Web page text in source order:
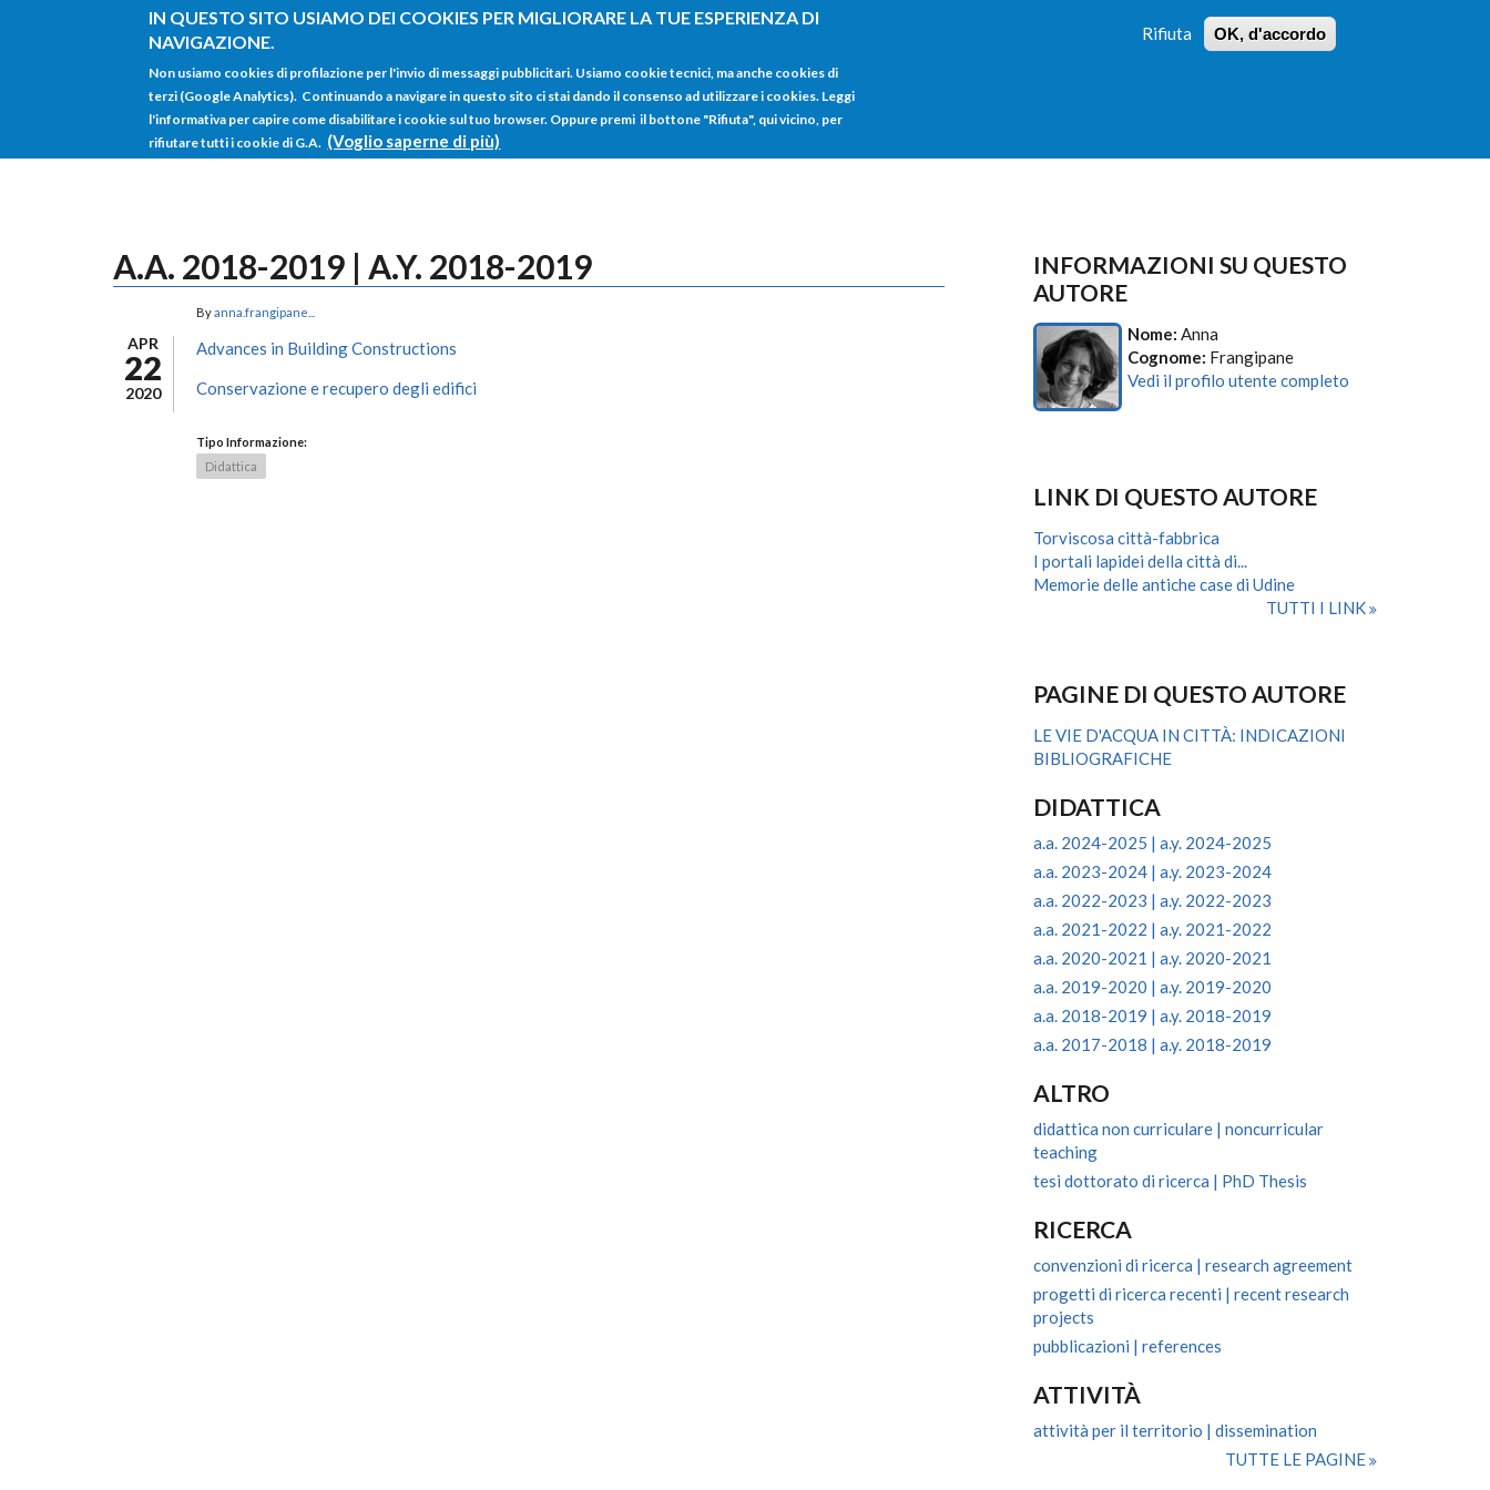
IN QUESTO SITO USIAMO DEI COOKIES PER MIGLIORARE LA TUE ESPERIENZA DI
NAVIGAZIONE.
Non usiamo cookies di profilazione per l'invio di messaggi pubblicitari. Usiamo cookie tecnici, ma anche cookies di
terzi (Google Analytics). Continuando a navigare in questo sito ci stai dando il consenso ad utilizzare i cookies. Leggi
l'informativa per capire come disabilitare i cookie sul tuo browser. Oppure premi il bottone "Rifiuta", qui vicino, per
rifiutare tutti i cookie di G.A. (Voglio saperne di più)
Rifiuta OK, d'accordo
Salta al contenuto principale
RICERCA
HOME
A.A. 2018-2019 | A.Y. 2018-2019
APR
22
2020
Byanna.frangipane...
Advances in Building Constructions
Conservazione e recupero degli edifici
Tipo Informazione:
Didattica
INFORMAZIONI SU QUESTO
AUTORE
Nome: Anna
Cognome: Frangipane
Vedi il profilo utente completo
LINK DI QUESTO AUTORE
Torviscosa città-fabbrica
I portali lapidei della città di...
Memorie delle antiche case di Udine
TUTTI I LINK
PAGINE DI QUESTO AUTORE
LE VIE D'ACQUA IN CITTÀ: INDICAZIONI
BIBLIOGRAFICHE
DIDATTICA
a.a. 2024-2025 | a.y. 2024-2025
a.a. 2023-2024 | a.y. 2023-2024
a.a. 2022-2023 | a.y. 2022-2023
a.a. 2021-2022 | a.y. 2021-2022
a.a. 2020-2021 | a.y. 2020-2021
a.a. 2019-2020 | a.y. 2019-2020
a.a. 2018-2019 | a.y. 2018-2019
a.a. 2017-2018 | a.y. 2018-2019
ALTRO
didattica non curriculare | noncurricular
teaching
tesi dottorato di ricerca | PhD Thesis
RICERCA
convenzioni di ricerca | research agreement
progetti di ricerca recenti | recent research
projects
pubblicazioni | references
ATTIVITÀ
attività per il territorio | dissemination
TUTTE LE PAGINE